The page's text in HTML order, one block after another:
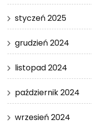
styczeń 2025
grudzień 2024
listopad 2024
październik 2024
wrzesień 2024